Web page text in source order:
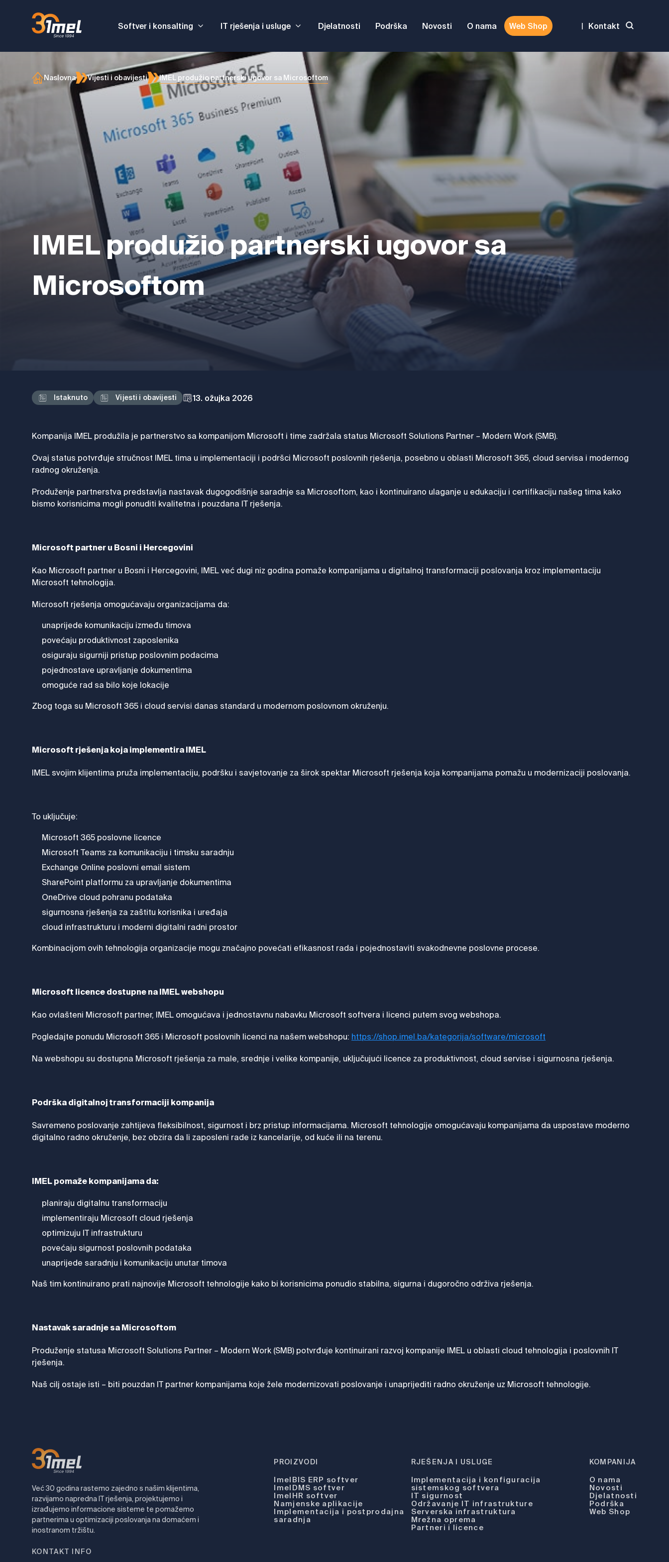
Softver i konsalting IT rješenja i usluge Djelatnosti Podrška Novosti O nama Web Shop | Kontakt
Naslovna Vijesti i obavijesti IMEL produžio partnerski ugovor sa Microsoftom
IMEL produžio partnerski ugovor sa
Microsoftom
Istaknuto Vijesti i obavijesti 13. ožujka 2026
Kompanija IMEL produžila je partnerstvo sa kompanijom Microsoft i time zadržala status Microsoft Solutions Partner – Modern Work (SMB).
Ovaj status potvrđuje stručnost IMEL tima u implementaciji i podršci Microsoft poslovnih rješenja, posebno u oblasti Microsoft 365, cloud servisa i modernog
radnog okruženja.
Produženje partnerstva predstavlja nastavak dugogodišnje saradnje sa Microsoftom, kao i kontinuirano ulaganje u edukaciju i certifikaciju našeg tima kako
bismo korisnicima mogli ponuditi kvalitetna i pouzdana IT rješenja.
Microsoft partner u Bosni i Hercegovini
Kao Microsoft partner u Bosni i Hercegovini, IMEL već dugi niz godina pomaže kompanijama u digitalnoj transformaciji poslovanja kroz implementaciju
Microsoft tehnologija.
Microsoft rješenja omogućavaju organizacijama da:
unaprijede komunikaciju između timova
povećaju produktivnost zaposlenika
osiguraju sigurniji pristup poslovnim podacima
pojednostave upravljanje dokumentima
omoguće rad sa bilo koje lokacije
Zbog toga su Microsoft 365 i cloud servisi danas standard u modernom poslovnom okruženju.
Microsoft rješenja koja implementira IMEL
IMEL svojim klijentima pruža implementaciju, podršku i savjetovanje za širok spektar Microsoft rješenja koja kompanijama pomažu u modernizaciji poslovanja.
To uključuje:
Microsoft 365 poslovne licence
Microsoft Teams za komunikaciju i timsku saradnju
Exchange Online poslovni email sistem
SharePoint platformu za upravljanje dokumentima
OneDrive cloud pohranu podataka
sigurnosna rješenja za zaštitu korisnika i uređaja
cloud infrastrukturu i moderni digitalni radni prostor
Kombinacijom ovih tehnologija organizacije mogu značajno povećati efikasnost rada i pojednostaviti svakodnevne poslovne procese.
Microsoft licence dostupne na IMEL webshopu
Kao ovlašteni Microsoft partner, IMEL omogućava i jednostavnu nabavku Microsoft softvera i licenci putem svog webshopa.
Pogledajte ponudu Microsoft 365 i Microsoft poslovnih licenci na našem webshopu: https://shop.imel.ba/kategorija/software/microsoft
Na webshopu su dostupna Microsoft rješenja za male, srednje i velike kompanije, uključujući licence za produktivnost, cloud servise i sigurnosna rješenja.
Podrška digitalnoj transformaciji kompanija
Savremeno poslovanje zahtijeva fleksibilnost, sigurnost i brz pristup informacijama. Microsoft tehnologije omogućavaju kompanijama da uspostave moderno
digitalno radno okruženje, bez obzira da li zaposleni rade iz kancelarije, od kuće ili na terenu.
IMEL pomaže kompanijama da:
planiraju digitalnu transformaciju
implementiraju Microsoft cloud rješenja
optimizuju IT infrastrukturu
povećaju sigurnost poslovnih podataka
unaprijede saradnju i komunikaciju unutar timova
Naš tim kontinuirano prati najnovije Microsoft tehnologije kako bi korisnicima ponudio stabilna, sigurna i dugoročno održiva rješenja.
Nastavak saradnje sa Microsoftom
Produženje statusa Microsoft Solutions Partner – Modern Work (SMB) potvrđuje kontinuirani razvoj kompanije IMEL u oblasti cloud tehnologija i poslovnih IT
rješenja.
Naš cilj ostaje isti – biti pouzdan IT partner kompanijama koje žele modernizovati poslovanje i unaprijediti radno okruženje uz Microsoft tehnologije.
Već 30 godina rastemo zajedno s našim klijentima,
razvijamo napredna IT rješenja, projektujemo i
izrađujemo informacione sisteme te pomažemo
partnerima u optimizaciji poslovanja na domaćem i
inostranom tržištu.
KONTAKT INFO
PROIZVODI
ImelBIS ERP softver
ImelDMS softver
ImelHR softver
Namjenske aplikacije
Implementacija i postprodajna
saradnja
RJEŠENJA I USLUGE
Implementacija i konfiguracija
sistemskog softvera
IT sigurnost
Održavanje IT infrastrukture
Serverska infrastruktura
Mrežna oprema
Partneri i licence
KOMPANIJA
O nama
Novosti
Djelatnosti
Podrška
Web Shop